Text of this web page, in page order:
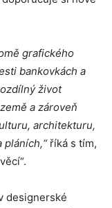
grafického
bankovkách a
život
a zároveň
architekturu,
pláních,“ říká s tím,
designerské